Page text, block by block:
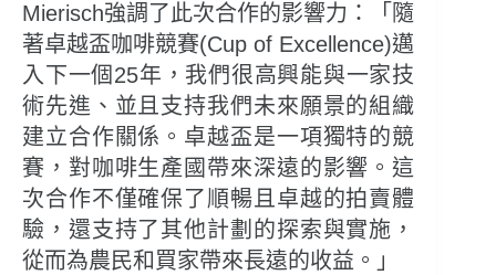
Mierisch強調了此次合作的影響力：「隨
著卓越盃咖啡競賽(Cup of Excellence)邁
入下一個25年，我們很高興能與一家技
術先進、並且支持我們未來願景的組織
建立合作關係。卓越盃是一項獨特的競
賽，對咖啡生產國帶來深遠的影響。這
次合作不僅確保了順暢且卓越的拍賣體
驗，還支持了其他計劃的探索與實施，
從而為農民和買家帶來長遠的收益。」